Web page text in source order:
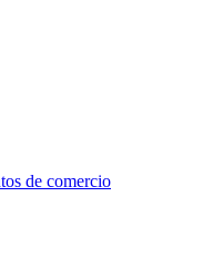
de comercio